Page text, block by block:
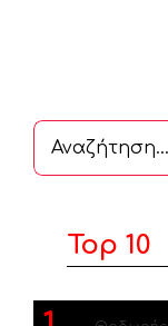
Αναζήτηση
...
Top 10